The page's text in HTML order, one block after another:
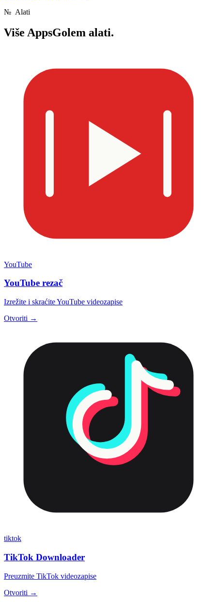
№ Alati
Više AppsGolem alati.
YouTube
YouTube rezač
Izrežite i skraćite YouTube videozapise
Otvoriti →
tiktok
TikTok Downloader
Preuzmite TikTok videozapise
Otvoriti →